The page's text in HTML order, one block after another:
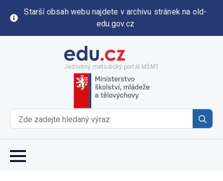
Starší obsah webu najdete v archivu stránek na old-
edu.gov.cz
Jednotný metodický portál MŠMT
for: